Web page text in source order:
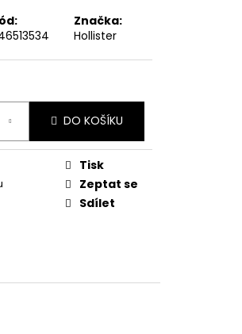
Značka:
Hollister
DO KOŠÍKU
Tisk
Zeptat se
Sdílet